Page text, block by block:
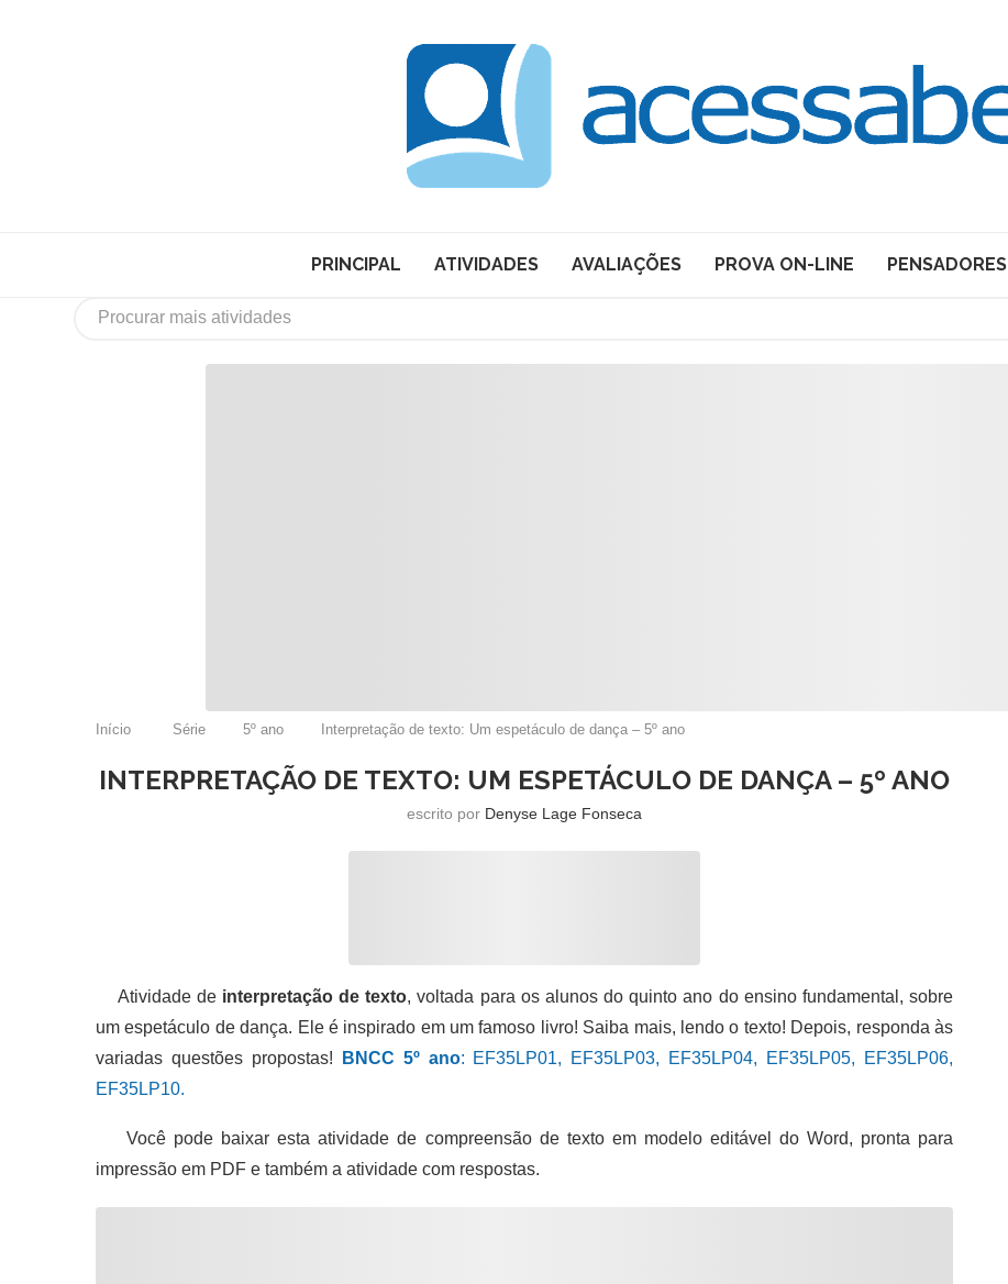
PRINCIPAL ATIVIDADES AVALIAÇÕES PROVA ON-LINE PENSADORES
Início Série 5º ano Interpretação de texto: Um espetáculo de dança – 5º ano
INTERPRETAÇÃO DE TEXTO: UM ESPETÁCULO DE DANÇA – 5º ANO
escrito por Denyse Lage Fonseca
Atividade de interpretação de texto, voltada para os alunos do quinto ano do ensino fundamental, sobre
um espetáculo de dança. Ele é inspirado em um famoso livro! Saiba mais, lendo o texto! Depois, responda às
variadas questões propostas!
BNCC 5º ano: EF35LP01, EF35LP03, EF35LP04, EF35LP05, EF35LP06,
EF35LP10.
Você pode baixar esta atividade de compreensão de texto em modelo editável do Word, pronta para
impressão em PDF e também a atividade com respostas.